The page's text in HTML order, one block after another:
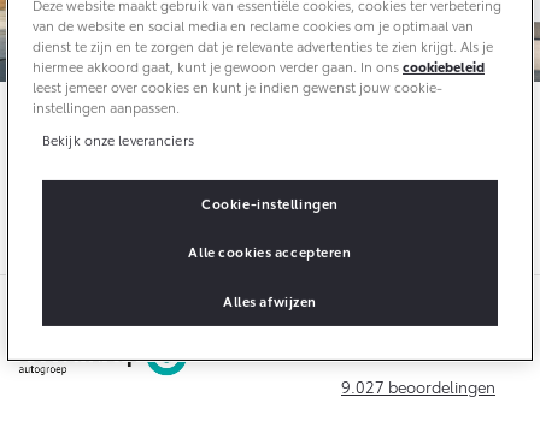
Corolla Cross
HYBRIDE
Toyota C-HR
OOK ALS PLUG-IN
HYBRIDE
Vanaf € 36.495,-
BATTERIJ-ELEKTRISCH
PLUG-IN HYBRIDE
10 jaar batterijgarantie
Toyota fabrieksgarantie
Onderdelen & Accessoires
Onderdelen
Laadpas
Energie en slim laden
Verzekeren
Toyota Autoverzekering
Toyota Hybride Autoverzekering
Bedrijfswagens
Bedrijfswagens op maat
Financieren of leasen
Kies je nieuwe
Toyota
En ontvang tot wel €
2.500,- extra inruilwaarde
bedrijfswagenvoordeel
9.027 beoordelingen
Deze website maakt gebruik van essentiële cookies, cookies ter verbetering
van de website en social media en reclame cookies om je optimaal van
dienst te zijn en te zorgen dat je relevante advertenties te zien krijgt. Als je
hiermee akkoord gaat, kunt je gewoon verder gaan. In onscookiebeleid
leest jemeer over cookies en kunt je indien gewenst jouw cookie-
instellingen aanpassen.
Bekijk onze leveranciers
Cookie-instellingen
Alles afwijzen
Alle cookies accepteren